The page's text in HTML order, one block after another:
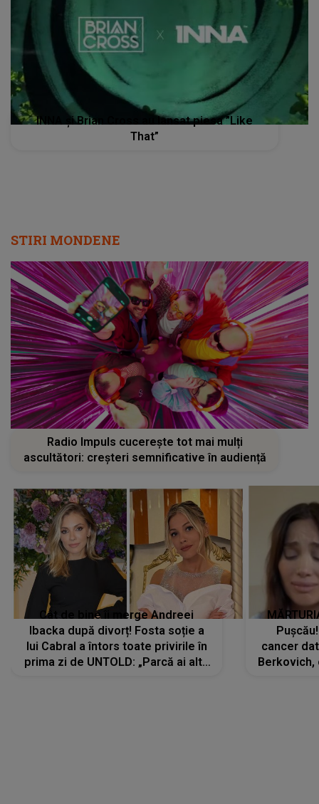
INNA și Brian Cross au lansat piesa ”Like
That”
STIRI MONDENE
Radio Impuls cucerește tot mai mulți
ascultători: creșteri semnificative în audiență
Cât de bine îi merge Andreei
Ibacka după divorț! Fosta soție a
lui Cabral a întors toate privirile în
prima zi de UNTOLD: „Parcă ai altă
cancer
Berkovich,